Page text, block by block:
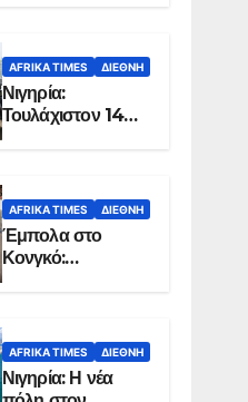
AFRIKA TIMES ΔΙΕΘΝΉ
Νιγηρία:
Τουλάχιστον 14
νεκροί από
στην Οτούκπο
AFRIKA TIMES ΔΙΕΘΝΉ
Έμπολα στο
Κονγκό:
Ξεπέρασαν τους
AFRIKA TIMES ΔΙΕΘΝΉ
Νιγηρία: Η νέα